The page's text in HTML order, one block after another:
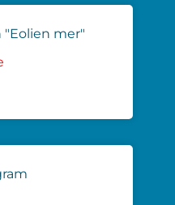
mer"